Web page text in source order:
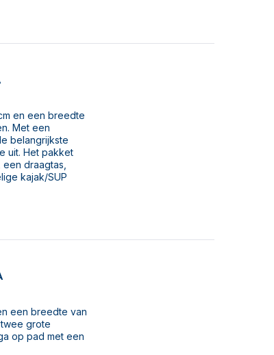
en een breedte
Met een
belangrijkste
uit. Het pakket
draagtas,
kajak/SUP
een breedte van
grote
op pad met een